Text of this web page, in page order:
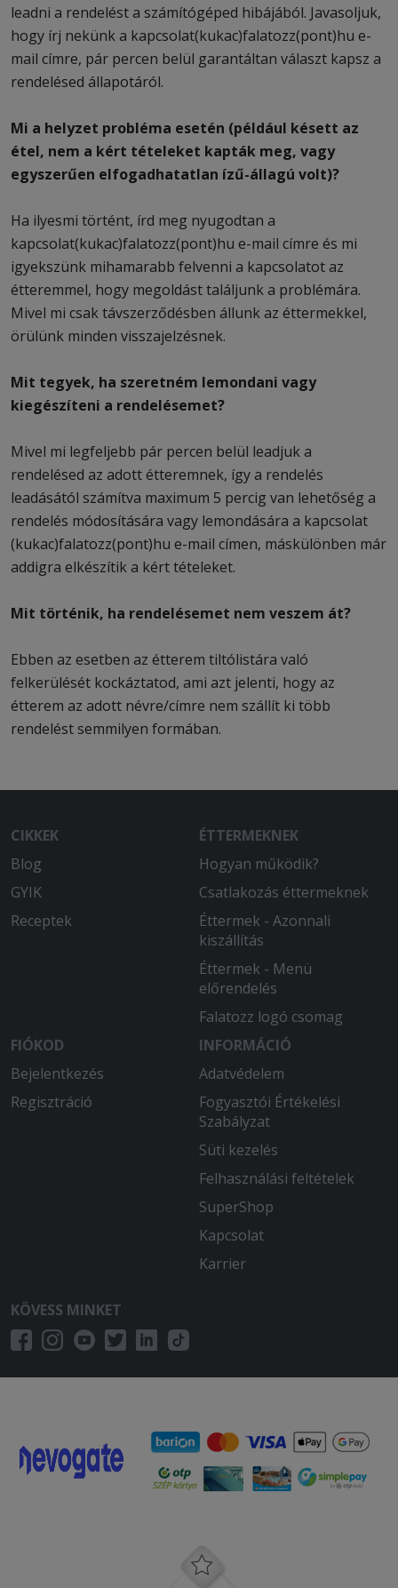
leadni a rendelést a számítógéped hibájából. Javasoljuk,
hogy írj nekünk a kapcsolat(kukac)falatozz(pont)hu e-
mail címre, pár percen belül garantáltan választ kapsz a
rendelésed állapotáról.
Mi a helyzet probléma esetén (például késett az
étel, nem a kért tételeket kapták meg, vagy
egyszerűen elfogadhatatlan ízű-állagú volt)?
Ha ilyesmi történt, írd meg nyugodtan a
kapcsolat(kukac)falatozz(pont)hu e-mail címre és mi
igyekszünk mihamarabb felvenni a kapcsolatot az
étteremmel, hogy megoldást találjunk a problémára.
Mivel mi csak távszerződésben állunk az éttermekkel,
örülünk minden visszajelzésnek.
Mit tegyek, ha szeretném lemondani vagy
kiegészíteni a rendelésemet?
Mivel mi legfeljebb pár percen belül leadjuk a
rendelésed az adott étteremnek, így a rendelés
leadásától számítva maximum 5 percig van lehetőség a
rendelés módosítására vagy lemondására a kapcsolat
(kukac)falatozz(pont)hu e-mail címen, máskülönben már
addigra elkészítik a kért tételeket.
Mit történik, ha rendelésemet nem veszem át?
Ebben az esetben az étterem tiltólistára való
felkerülését kockáztatod, ami azt jelenti, hogy az
étterem az adott névre/címre nem szállít ki több
rendelést semmilyen formában.
CIKKEK
Blog
GYIK
Receptek
ÉTTERMEKNEK
Hogyan működik?
Csatlakozás éttermeknek
Éttermek - Azonnali
kiszállítás
Éttermek - Menü
előrendelés
Falatozz logó csomag
FIÓKOD
Bejelentkezés
Regisztráció
INFORMÁCIÓ
Adatvédelem
Fogyasztói Értékelési
Szabályzat
Süti kezelés
Felhasználási feltételek
SuperShop
Kapcsolat
Karrier
KÖVESS MINKET